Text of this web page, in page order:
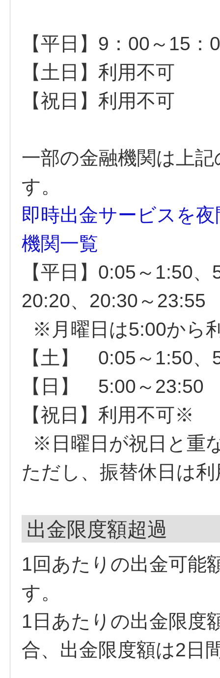
【平日】9：00～15：
【土日】利用不可
【祝日】利用不可
一部の金融機関は上
す。
即時出金サービスを
機関一覧
【平日】0:05～1:50
20:20、20:30～23:55
※月曜日は5:00から
【土】 0:05～1:50、
【日】 5:00～23:50
【祝日】利用不可※
※日曜日が祝日と重
ただし、振替休日は
出金限度額超過
1回あたりの出金可能
す。
1日あたりの出金限度
合、出金限度額は2日